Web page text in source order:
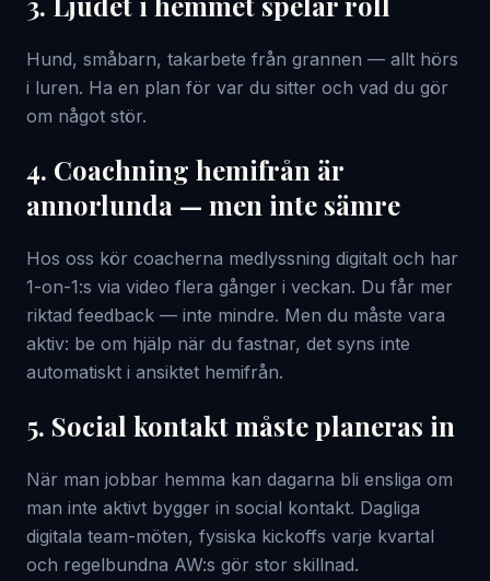
Hund, småbarn, takarbete från grannen — allt hörs
i luren. Ha en plan för var du sitter och vad du gör
om något stör.
4. Coachning hemifrån är
annorlunda — men inte sämre
Hos oss kör coacherna medlyssning digitalt och har
1-on-1:s via video flera gånger i veckan. Du får mer
riktad feedback — inte mindre. Men du måste vara
aktiv: be om hjälp när du fastnar, det syns inte
automatiskt i ansiktet hemifrån.
5. Social kontakt måste planeras in
När man jobbar hemma kan dagarna bli ensliga om
man inte aktivt bygger in social kontakt. Dagliga
digitala team-möten, fysiska kickoffs varje kvartal
och regelbundna AW:s gör stor skillnad.